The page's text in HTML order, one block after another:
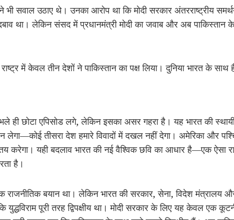
भी सवाल उठाए थे। उनका आरोप था कि मोदी सरकार अंतरराष्ट्रीय
था। लेकिन संसद में प्रधानमंत्री मोदी का जवाब और अब पाकिस्तान
में केवल तीन देशों ने पाकिस्तान का पक्ष लिया। दुनिया भारत के साथ
भले ही छोटा एपिसोड लगे, लेकिन इसका असर गहरा है। यह भारत की
लेगा—कोई तीसरा देश हमारे विवादों में दखल नहीं देगा। अमेरिका और
करेगा। यही बदलाव भारत की नई वैश्विक छवि का आधार है—एक ऐसा
है।
राजनीतिक बयान था। लेकिन भारत की सरकार, सेना, विदेश मंत्रालय
युद्धविराम पूरी तरह द्विपक्षीय था। मोदी सरकार के लिए यह केवल एक